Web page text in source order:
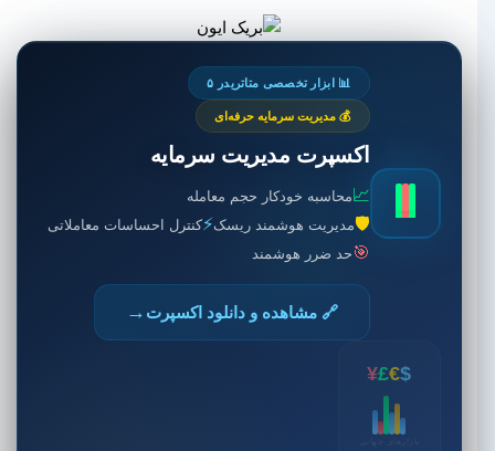
📊 ابزار تخصصی متاتریدر ۵
💰 مدیریت سرمایه حرفه‌ای
اکسپرت مدیریت سرمایه
📈محاسبه خودکار حجم معامله
🛡️ مدیریت هوشمند ریسک⚡کنترل احساسات معاملاتی
🎯حد ضرر هوشمند
🔗 مشاهده و دانلود اکسپرت→
$
€
£
¥
بازارهای جهانی